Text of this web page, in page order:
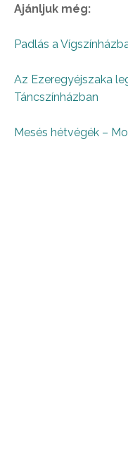
Ajánljuk még:
Padlás a
Az Ezeregyéjszaka
Táncszínházban
Mesés hétvégék –